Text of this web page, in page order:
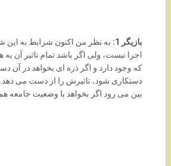
بازیگر 1:
به نظر من اکنون شرایط به
اجرا نیست، ولی اگر باشد تمام تاثیر آن
که وجود دارد و اگر ذره ای بخواهد در آن
دستکاری شود، تاثیرش را از دست می دهد.
بین می رود اگر بخواهد با وضعیت جامعه